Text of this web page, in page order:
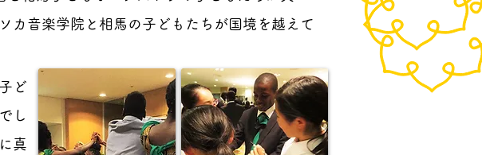
カ音楽学院と相馬の子どもたちが国境を越えて
ど
し
真